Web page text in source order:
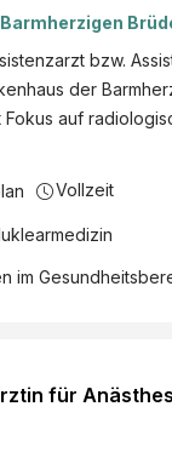
bzw.
der
Fokus auf
Vollzeit
im
für